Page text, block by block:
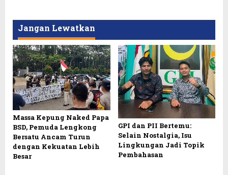
Jangan Lewatkan
Massa Kepung Naked Papa
BSD, Pemuda Lengkong
Bersatu Ancam Turun
dengan Kekuatan Lebih
Besar
GPI dan PII Bertemu:
Selain Nostalgia, Isu
Lingkungan Jadi Topik
Pembahasan